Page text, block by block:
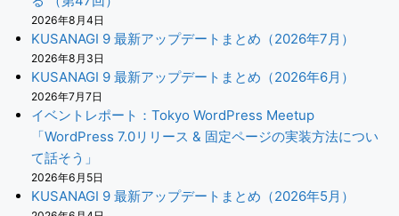
2026年8月4日
KUSANAGI 9 最新アップデートまとめ（2026年7月）
2026年8月3日
KUSANAGI 9 最新アップデートまとめ（2026年6月）
2026年7月7日
イベントレポート：Tokyo WordPress Meetup
「WordPress 7.0リリース & 固定ページの実装方法につい
て話そう」
2026年6月5日
KUSANAGI 9 最新アップデートまとめ（2026年5月）